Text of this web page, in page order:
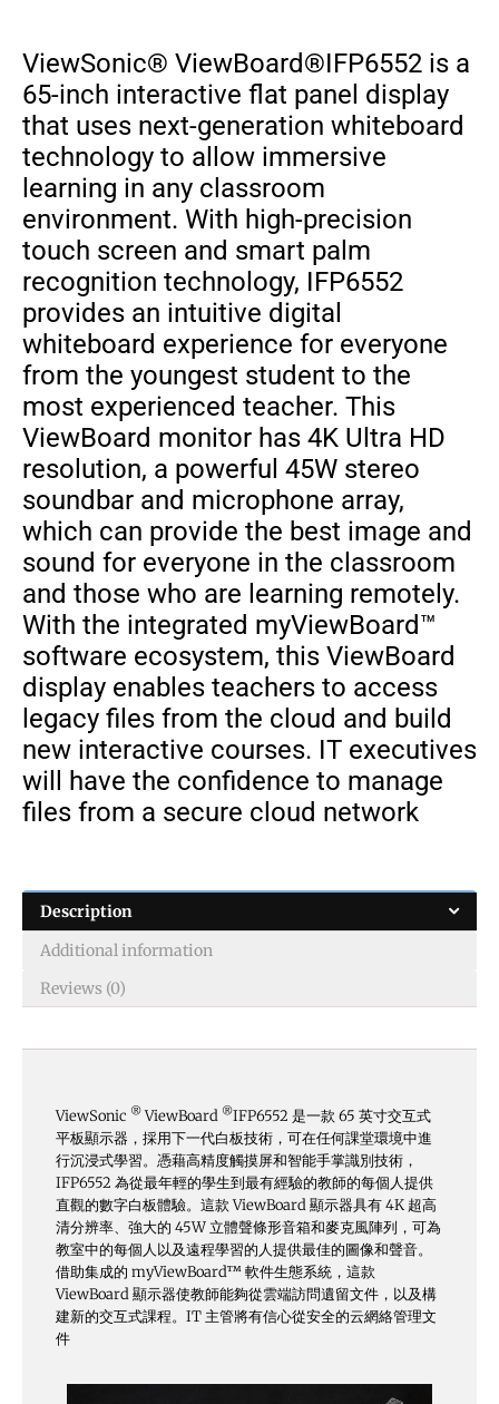
ViewSonic® ViewBoard®IFP6552 is a
65-inch interactive flat panel display
that uses next-generation whiteboard
technology to allow immersive
learning in any classroom
environment. With high-precision
touch screen and smart palm
recognition technology, IFP6552
provides an intuitive digital
whiteboard experience for everyone
from the youngest student to the
most experienced teacher. This
ViewBoard monitor has 4K Ultra HD
resolution, a powerful 45W stereo
soundbar and microphone array,
which can provide the best image and
sound for everyone in the classroom
and those who are learning remotely.
With the integrated myViewBoard™
software ecosystem, this ViewBoard
display enables teachers to access
legacy files from the cloud and build
new interactive courses. IT executives
will have the confidence to manage
files from a secure cloud network
Description
Additional information
Reviews (0)
ViewSonic ®ViewBoard ®IFP6552 是一款 65 英寸交互式
平板顯示器，採用下一代白板技術，可在任何課堂環境中進
行沉浸式學習。憑藉高精度觸摸屏和智能手掌識別技術，
IFP6552 為從最年輕的學生到最有經驗的教師的每個人提供
直觀的數字白板體驗。這款 ViewBoard 顯示器具有 4K 超高
清分辨率、強大的 45W 立體聲條形音箱和麥克風陣列，可為
教室中的每個人以及遠程學習的人提供最佳的圖像和聲音。
借助集成的 myViewBoard™ 軟件生態系統，這款
ViewBoard 顯示器使教師能夠從雲端訪問遺留文件，以及構
建新的交互式課程。IT 主管將有信心從安全的云網絡管理文
件